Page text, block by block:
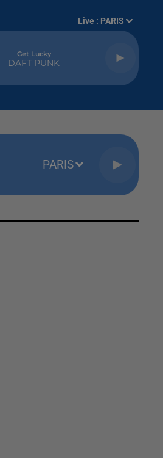
Live : PARIS
Get Lucky
DAFT PUNK
PARIS